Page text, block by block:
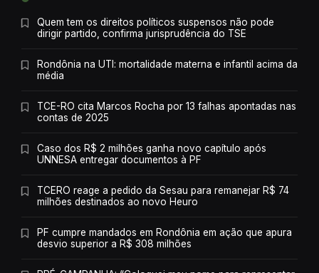
Quem tem os direitos políticos suspensos não pode
dirigir partido, confirma jurisprudência do TSE
Rondônia na UTI: mortalidade materna e infantil acima da
média
TCE-RO cita Marcos Rocha por 13 falhas apontadas nas
contas de 2025
Caso dos R$ 2 milhões ganha novo capítulo após
UNNESA entregar documentos à PF
TCERO reage a pedido da Sesau para remanejar R$ 74
milhões destinados ao novo Heuro
PF cumpre mandados em Rondônia em ação que apura
desvio superior a R$ 308 milhões